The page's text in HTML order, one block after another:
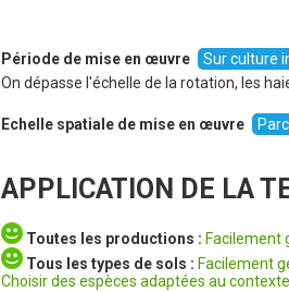
Période de mise en œuvre
Sur culture
On dépasse l'échelle de la rotation, les
Echelle spatiale de mise en œuvre
APPLICATION DE LA
Toutes les productions : Facilement
Tous les types de sols : Facilement
Choisir des espèces adaptées au